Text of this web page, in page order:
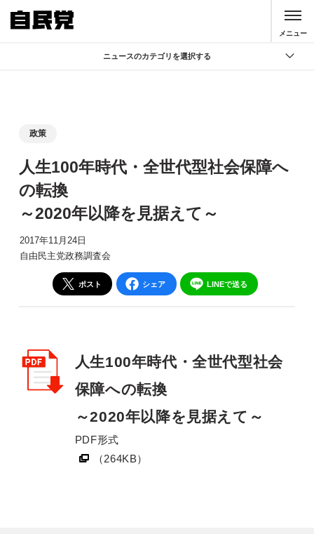
メニュー
ニュースのカテゴリを選択する
活動局
政策
人生100年時代・全世代型社会保障へ
の転換
～2020年以降を見据えて～
2017年11月24日
自由民主党政務調査会
ポスト シェア LINEで送る
人生100年時代・全世代型社会
保障への転換
～2020年以降を見据えて～
PDF形式
（264KB）